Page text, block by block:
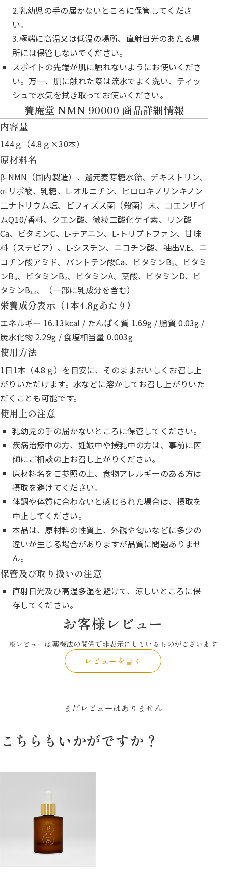
2.乳幼児の手の届かないところに保管してくださ
い。
3.極端に高温又は低温の場所、直射日光のあたる場
所には保管しないでください。
スポイトの先端が肌に触れないようにお使いくださ
い。万一、肌に触れた際は流水でよく洗い、ティッ
シュで水気を拭き取ってお使いください。
養庵堂 NMN 90000 商品詳細情報
内容量
144ｇ（4.8ｇ×30本）
原材料名
β-NMN（国内製造）、還元麦芽糖水飴、デキストリン、
α-リポ酸、乳糖、L-オルニチン、ピロロキノリンキノン
二ナトリウム塩、ビフィズス菌（殺菌）末、コエンザイ
ムQ10/香料、クエン酸、微粒二酸化ケイ素、リン酸
Ca、ビタミンC、L-テアニン、L-トリプトファン、甘味
料（ステビア）、L-シスチン、ニコチン酸、抽出V.E、ニ
コチン酸アミド、パントテン酸Ca、ビタミンB₁、ビタミ
ンB₆、ビタミンB₂、ビタミンA、葉酸、ビタミンD、ビ
タミンB₁₂、（一部に乳成分を含む）
栄養成分表示（1本4.8gあたり)
エネルギー 16.13kcal / たんぱく質 1.69g / 脂質 0.03g /
炭水化物 2.29g / 食塩相当量 0.003g
使用方法
1日1本（4.8ｇ）を目安に、そのままおいしくお召し上
がりいただけます。水などに溶かしてお召し上がりいた
だくことも可能です。
使用上の注意
乳幼児の手の届かないところに保管してください。
疾病治療中の方、妊娠中や授乳中の方は、事前に医
師にご相談の上お召し上がりください。
原材料名をご参照の上、食物アレルギーのある方は
摂取を避けてください。
体調や体質に合わないと感じられた場合は、摂取を
中止してください。
本品は、原材料の性質上、外観や匂いなどに多少の
違いが生じる場合がありますが品質に問題ありませ
ん。
保管及び取り扱いの注意
直射日光及び高温多湿を避けて、涼しいところに保
存してください。
お客様レビュー
※レビューは薬機法の関係で非表示にしているものがございます
レビューを書く
まだレビューはありません
こちらもいかがですか？